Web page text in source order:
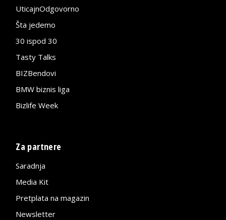
UticajnOdgovorno
Šta jedemo
30 ispod 30
Tasty Talks
BIZBendovi
BMW biznis liga
Bizlife Week
Za partnere
Saradnja
Media Kit
Pretplata na magazin
Newsletter